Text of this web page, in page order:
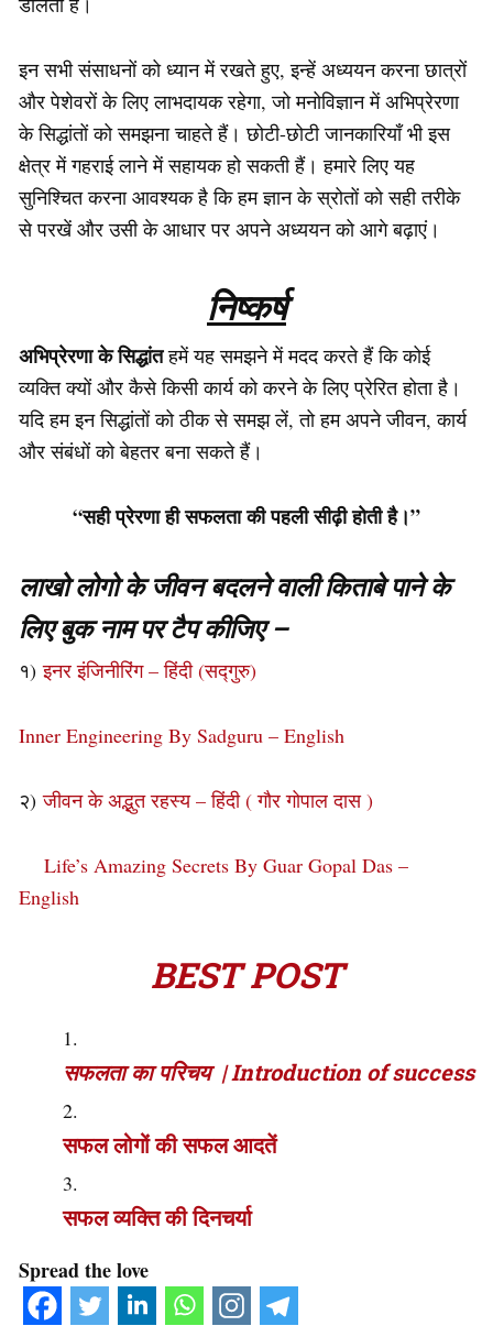
इन सभी संसाधनों को ध्यान में रखते हुए, इन्हें अध्ययन करना छात्रों
और पेशेवरों के लिए लाभदायक रहेगा, जो मनोविज्ञान में अभिप्रेरणा
के सिद्धांतों को समझना चाहते हैं। छोटी-छोटी जानकारियाँ भी इस
क्षेत्र में गहराई लाने में सहायक हो सकती हैं। हमारे लिए यह
सुनिश्चित करना आवश्यक है कि हम ज्ञान के स्रोतों को सही तरीके
से परखें और उसी के आधार पर अपने अध्ययन को आगे बढ़ाएं।
निष्कर्ष
अभिप्रेरणा के सिद्धांतहमें यह समझने में मदद करते हैं कि कोई
व्यक्ति क्यों और कैसे किसी कार्य को करने के लिए प्रेरित होता है।
यदि हम इन सिद्धांतों को ठीक से समझ लें, तो हम अपने जीवन, कार्य
और संबंधों को बेहतर बना सकते हैं।
“सही प्रेरणा ही सफलता की पहली सीढ़ी होती है।”
लाखो लोगो के जीवन बदलने वाली किताबे पाने के
लिए बुक नाम पर टैप कीजिए –
१)इनर इंजिनीरिंग – हिंदी (सद्गुरु)
Inner Engineering By Sadguru – English
२)जीवन के अद्भुत रहस्य – हिंदी ( गौर गोपाल दास )
Life’s Amazing Secrets By Guar Gopal Das –
English
BEST POST
सफलता का परिचय | Introduction of success
सफल लोगों की सफल आदतें
सफल व्यक्ति की दिनचर्या
Spread the love